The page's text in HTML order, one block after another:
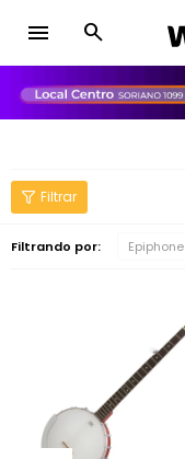
menu
Filtrando por: Epiphone
close